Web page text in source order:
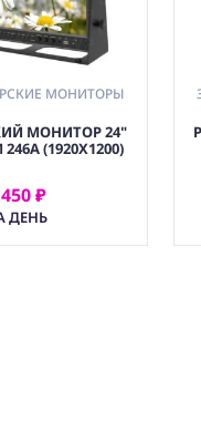
МОНИТОРЫ
МОНИТОР 24"
246A (1920X1200)
₽
ДЕНЬ